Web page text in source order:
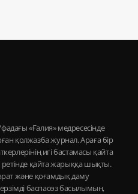
қолжазба журнал. Араға бір
игі бастамасы қайта
ретінде қайта жарыққа шықты.
және қоғамдық даму
баспасөз басылымын,